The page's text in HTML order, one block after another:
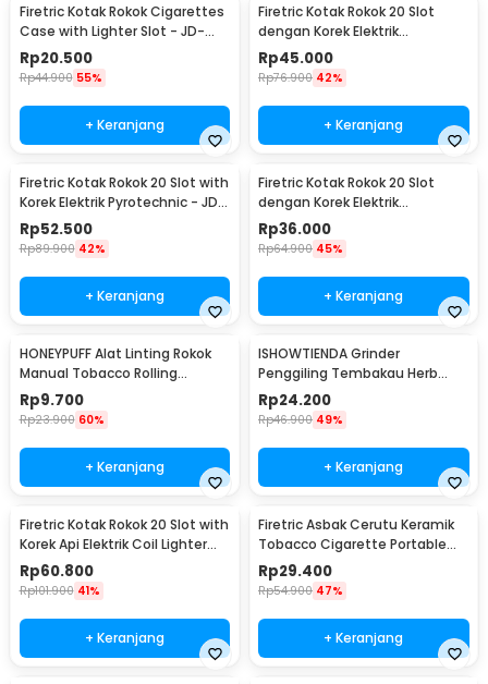
Firetric Kotak Rokok Cigarettes
Case with Lighter Slot - JD-
YH001
Rp20.500
Rp44.900 55%
+ Keranjang
Firetric Kotak Rokok 20 Slot
dengan Korek Elektrik
Pyrotechnic - JD-YH048
Rp45.000
Rp76.900 42%
+ Keranjang
Firetric Kotak Rokok 20 Slot with
Korek Elektrik Pyrotechnic - JD-
YH051
Rp52.500
Rp89.900 42%
+ Keranjang
Firetric Kotak Rokok 20 Slot
dengan Korek Elektrik
Pyrotechnic - HD-KS-A6
Rp36.000
Rp64.900 45%
+ Keranjang
HONEYPUFF Alat Linting Rokok
Manual Tobacco Rolling
Machine 6-8x110mm - QQ001
Rp9.700
Rp23.900 60%
+ Keranjang
ISHOWTIENDA Grinder
Penggiling Tembakau Herb
Crusher Magnetic 3 Layer -
LST-24
Rp24.200
Rp46.900 49%
+ Keranjang
Firetric Kotak Rokok 20 Slot with
Korek Api Elektrik Coil Lighter
USB - JD-YH020
Rp60.800
Rp101.900 41%
+ Keranjang
Firetric Asbak Cerutu Keramik
Tobacco Cigarette Portable
Ashtray - JL10
Rp29.400
Rp54.900 47%
+ Keranjang